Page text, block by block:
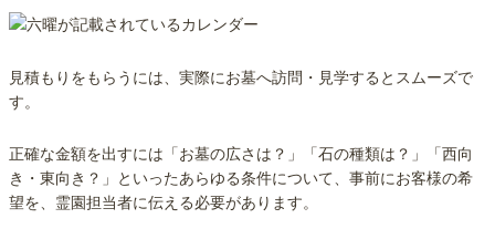
見積もりをもらうには、実際にお墓へ訪問・見学するとスムーズで
す。
正確な金額を出すには「お墓の広さは？」「石の種類は？」「西向
き・東向き？」といったあらゆる条件について、事前にお客様の希
望を、霊園担当者に伝える必要があります。